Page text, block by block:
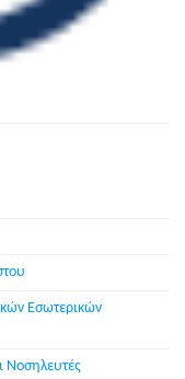
Εσωτερικών
Νοσηλευτές